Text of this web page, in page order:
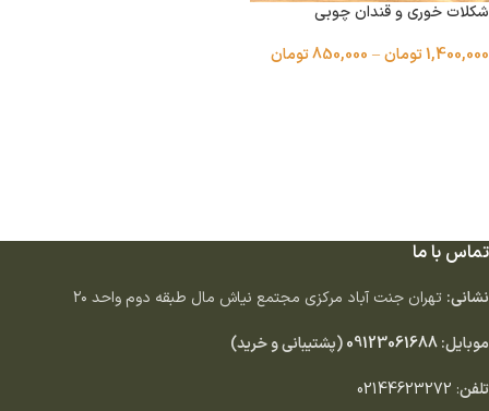
شکلات خوری و قندان چوبی
1,400,000تومان–
850,000تومان
تماس با ما
نشانی: تهران جنت آباد مركزى مجتمع نياش مال طبقه دوم واحد ٢٠
موبایل:09123061688(پشتیبانی و خرید)
تلفن:
02144623272